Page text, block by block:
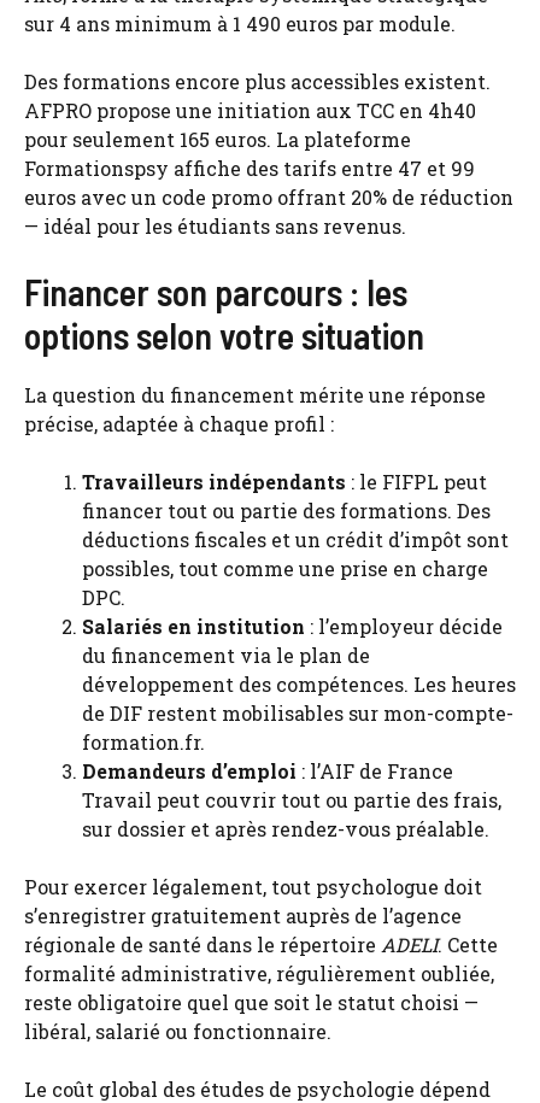
sur 4 ans minimum à 1 490 euros par module.
Des formations encore plus accessibles existent.
AFPRO propose une initiation aux TCC en 4h40
pour seulement 165 euros. La plateforme
Formationspsy affiche des tarifs entre 47 et 99
euros avec un code promo offrant 20% de réduction
— idéal pour les étudiants sans revenus.
Financer son parcours : les
options selon votre situation
La question du financement mérite une réponse
précise, adaptée à chaque profil :
Travailleurs indépendants : le FIFPL peut
financer tout ou partie des formations. Des
déductions fiscales et un crédit d’impôt sont
possibles, tout comme une prise en charge
DPC.
Salariés en institution : l’employeur décide
du financement via le plan de
développement des compétences. Les heures
de DIF restent mobilisables sur mon-compte-
formation.fr.
Demandeurs d’emploi : l’AIF de France
Travail peut couvrir tout ou partie des frais,
sur dossier et après rendez-vous préalable.
Pour exercer légalement, tout psychologue doit
s’enregistrer gratuitement auprès de l’agence
régionale de santé dans le répertoire ADELI. Cette
formalité administrative, régulièrement oubliée,
reste obligatoire quel que soit le statut choisi —
libéral, salarié ou fonctionnaire.
Le coût global des études de psychologie dépend